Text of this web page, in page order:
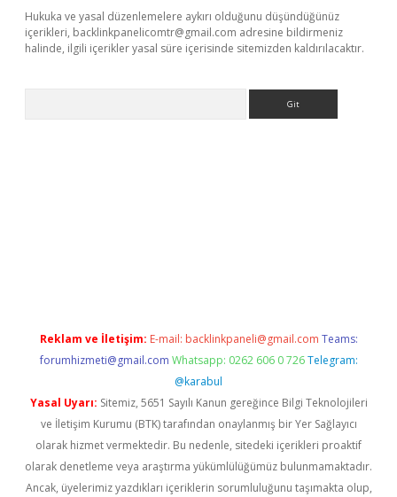
Hukuka ve yasal düzenlemelere aykırı olduğunu düşündüğünüz
içerikleri, backlinkpanelicomtr@gmail.com adresine bildirmeniz
halinde, ilgili içerikler yasal süre içerisinde sitemizden kaldırılacaktır.
Reklam ve İletişim: E-mail: backlinkpaneli@gmail.com Teams:
forumhizmeti@gmail.com Whatsapp: 0262 606 0 726 Telegram:
@karabul
Yasal Uyarı: Sitemiz, 5651 Sayılı Kanun gereğince Bilgi Teknolojileri
ve İletişim Kurumu (BTK) tarafından onaylanmış bir Yer Sağlayıcı
olarak hizmet vermektedir. Bu nedenle, sitedeki içerikleri proaktif
olarak denetleme veya araştırma yükümlülüğümüz bulunmamaktadır.
Ancak, üyelerimiz yazdıkları içeriklerin sorumluluğunu taşımakta olup,